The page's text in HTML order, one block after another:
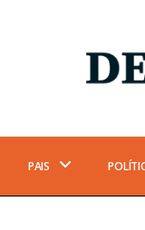
PAIS